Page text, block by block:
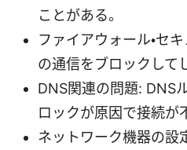
ことがある。
ファイアウォール・セ
の通信をブロックして
DNS関連の問題: DNS
ロックが原因で接続が
ネットワーク機器の設